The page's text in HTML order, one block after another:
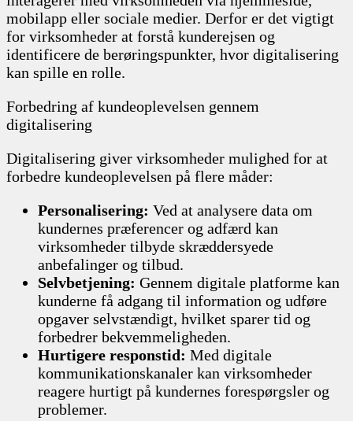
mobilapp eller sociale medier. Derfor er det vigtigt
for virksomheder at forstå kunderejsen og
identificere de berøringspunkter, hvor digitalisering
kan spille en rolle.
Forbedring af kundeoplevelsen gennem
digitalisering
Digitalisering giver virksomheder mulighed for at
forbedre kundeoplevelsen på flere måder:
Personalisering: Ved at analysere data om
kundernes præferencer og adfærd kan
virksomheder tilbyde skræddersyede
anbefalinger og tilbud.
Selvbetjening: Gennem digitale platforme kan
kunderne få adgang til information og udføre
opgaver selvstændigt, hvilket sparer tid og
forbedrer bekvemmeligheden.
Hurtigere responstid: Med digitale
kommunikationskanaler kan virksomheder
reagere hurtigt på kundernes forespørgsler og
problemer.